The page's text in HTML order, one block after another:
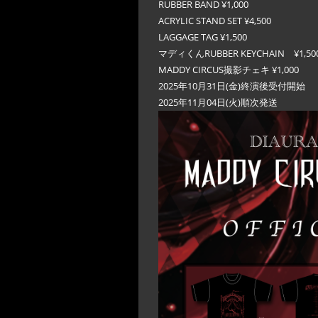
RUBBER BAND ¥1,000
ACRYLIC STAND SET ¥4,500
LAGGAGE TAG ¥1,500
マディくんRUBBER KEYCHAIN
MADDY CIRCUS撮影チェキ ¥1,000
2025年10月31日(金)終演後受付開始
2025年11月04日(火)順次発送